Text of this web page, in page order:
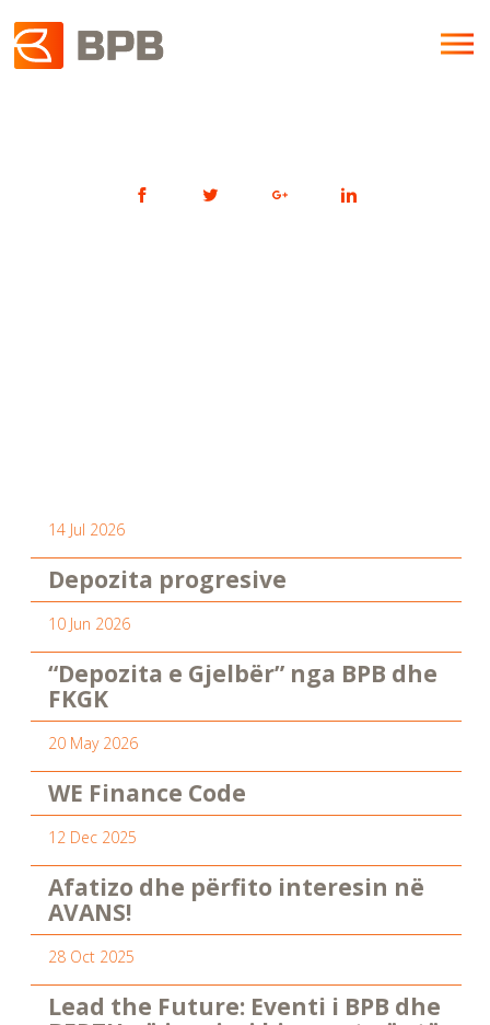
14 Jul 2026
Depozita progresive
10 Jun 2026
“Depozita e Gjelbër” nga BPB dhe
FKGK
20 May 2026
WE Finance Code
12 Dec 2025
Afatizo dhe përfito interesin në
AVANS!
28 Oct 2025
Lead the Future: Eventi i BPB dhe